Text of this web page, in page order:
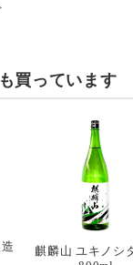
買っています
麒麟山 ユキノ